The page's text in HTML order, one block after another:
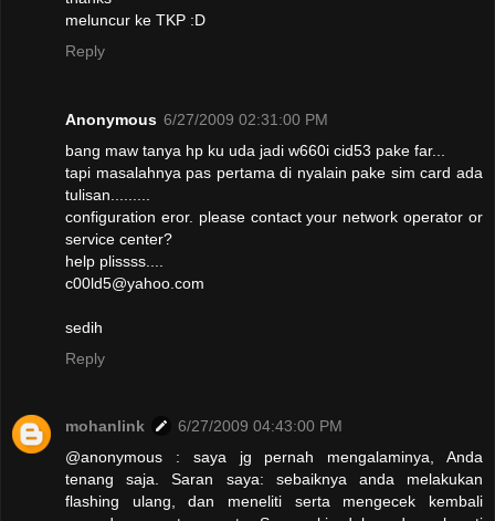
meluncur ke TKP :D
Reply
Anonymous 6/27/2009 02:31:00 PM
bang maw tanya hp ku uda jadi w660i cid53 pake far...
tapi masalahnya pas pertama di nyalain pake sim card ada
tulisan.........
configuration eror. please contact your network operator or
service center?
help plissss....
c00ld5@yahoo.com
sedih
Reply
mohanlink
6/27/2009 04:43:00 PM
@anonymous : saya jg pernah mengalaminya, Anda
tenang saja. Saran saya: sebaiknya anda melakukan
flashing ulang, dan meneliti serta mengecek kembali